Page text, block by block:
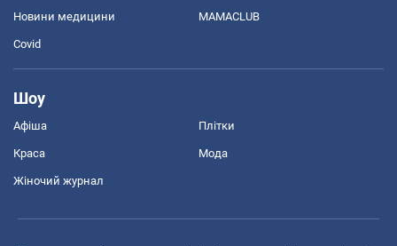
Новини медицини MAMACLUB
Covid
Шоу
Афіша Плітки
Краса Мода
Жіночий журнал